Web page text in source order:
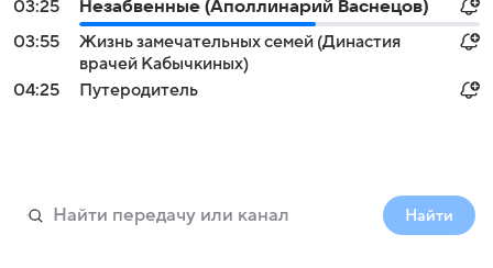
03:25
Незабвенные (Аполлинарий Васнецов)
03:55
Жизнь замечательных семей (Династия
врачей Кабычкиных)
04:25
Путеродитель
Найти